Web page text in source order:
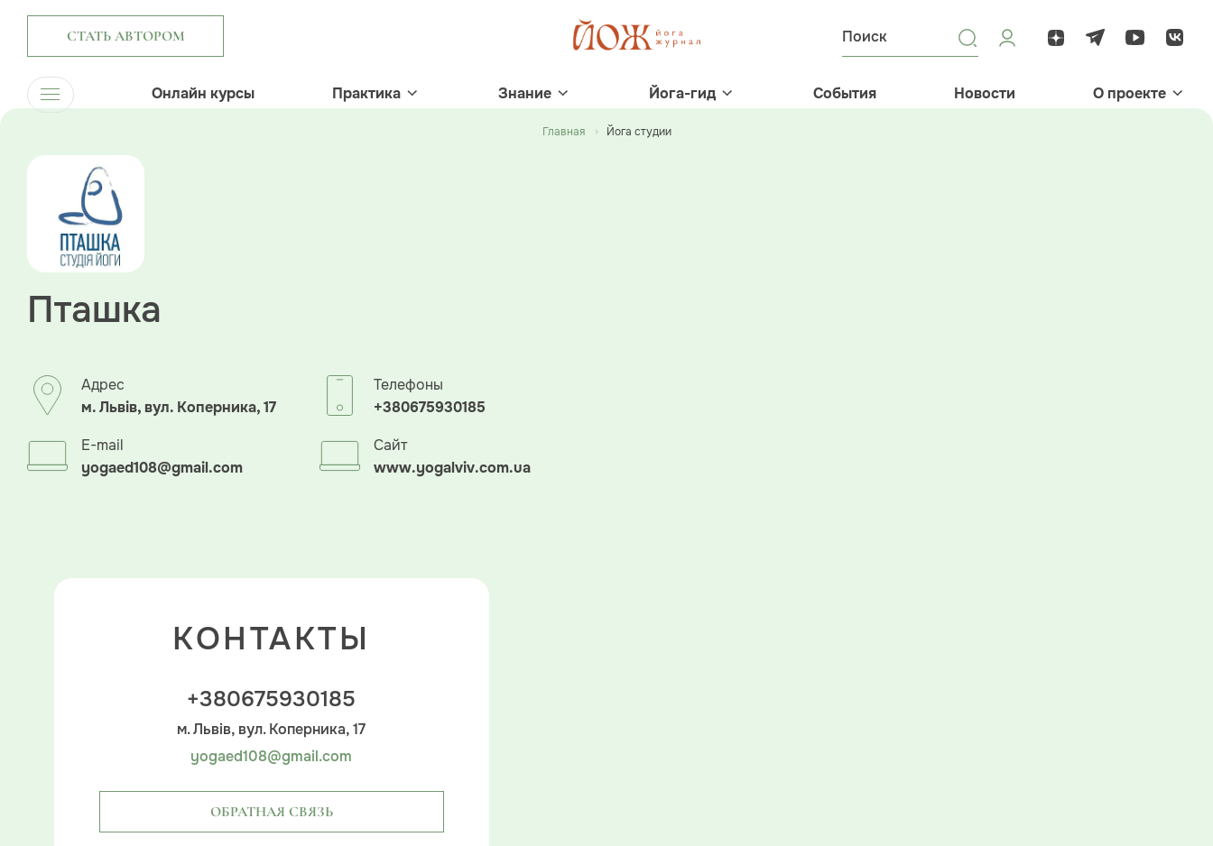
СТАТЬ АВТОРОМ
Онлайн курсы Практика Знание Йога-гид События Новости О проекте
Главная Йога студии
Пташка
Адрес
м. Львів, вул. Коперника, 17
Телефоны
+380675930185
E-mail
yogaed108@gmail.com
Сайт
www.yogalviv.com.ua
КОНТАКТЫ
+380675930185
м. Львів, вул. Коперника, 17
yogaed108@gmail.com
ОБРАТНАЯ СВЯЗЬ